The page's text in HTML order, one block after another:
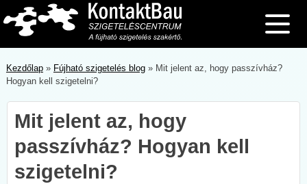
to
content
Kezdőlap» Fújható szigetelés blog» Mit jelent az, hogy passzívház?
Hogyan kell szigetelni?
Mit jelent az, hogy
passzívház? Hogyan kell
szigetelni?